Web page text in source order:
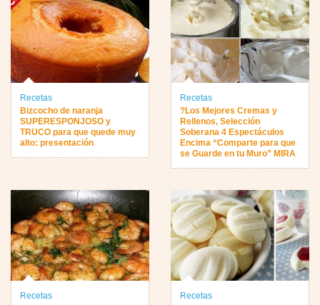
Recetas
Bizcocho de naranja
SUPERESPONJOSO y
TRUCO para que quede muy
alto: presentación
Recetas
?Los Mejores Cremas y
Rellenos, Selección
Soberana 4 Espectáculos
Encima “Comparte para que
se Guarde en tu Muro” MIRA
Recetas
Recetas